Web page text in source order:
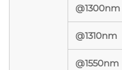
@1300nm
@1310nm
@1550nm